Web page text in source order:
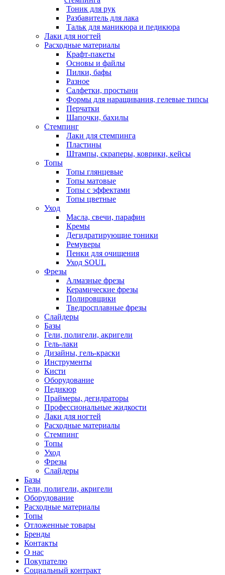
Тоник для рук
Разбавитель для лака
Тальк для маникюра и педикюра
Лаки для ногтей
Расходные материалы
Крафт-пакеты
Основы и файлы
Пилки, бафы
Разное
Салфетки, простыни
Формы для наращивания, гелевые типсы
Перчатки
Шапочки, бахилы
Стемпинг
Лаки для стемпинга
Пластины
Штампы, скраперы, коврики, кейсы
Топы
Топы глянцевые
Топы матовые
Топы с эффектами
Топы цветные
Уход
Масла, свечи, парафин
Кремы
Дегидратирующие тоники
Ремуверы
Пенки для очищения
Уход SOUL
Фрезы
Алмазные фрезы
Керамические фрезы
Полировщики
Тведросплавные фрезы
Слайдеры
Базы
Гели, полигели, акригели
Гель-лаки
Дизайны, гель-краски
Инструменты
Кисти
Оборудование
Педикюр
Праймеры, дегидраторы
Профессиональные жидкости
Лаки для ногтей
Расходные материалы
Стемпинг
Топы
Уход
Фрезы
Слайдеры
Базы
Гели, полигели, акригели
Оборудование
Расходные материалы
Топы
Отложенные товары
Бренды
Контакты
О нас
Покупателю
Социальный контракт